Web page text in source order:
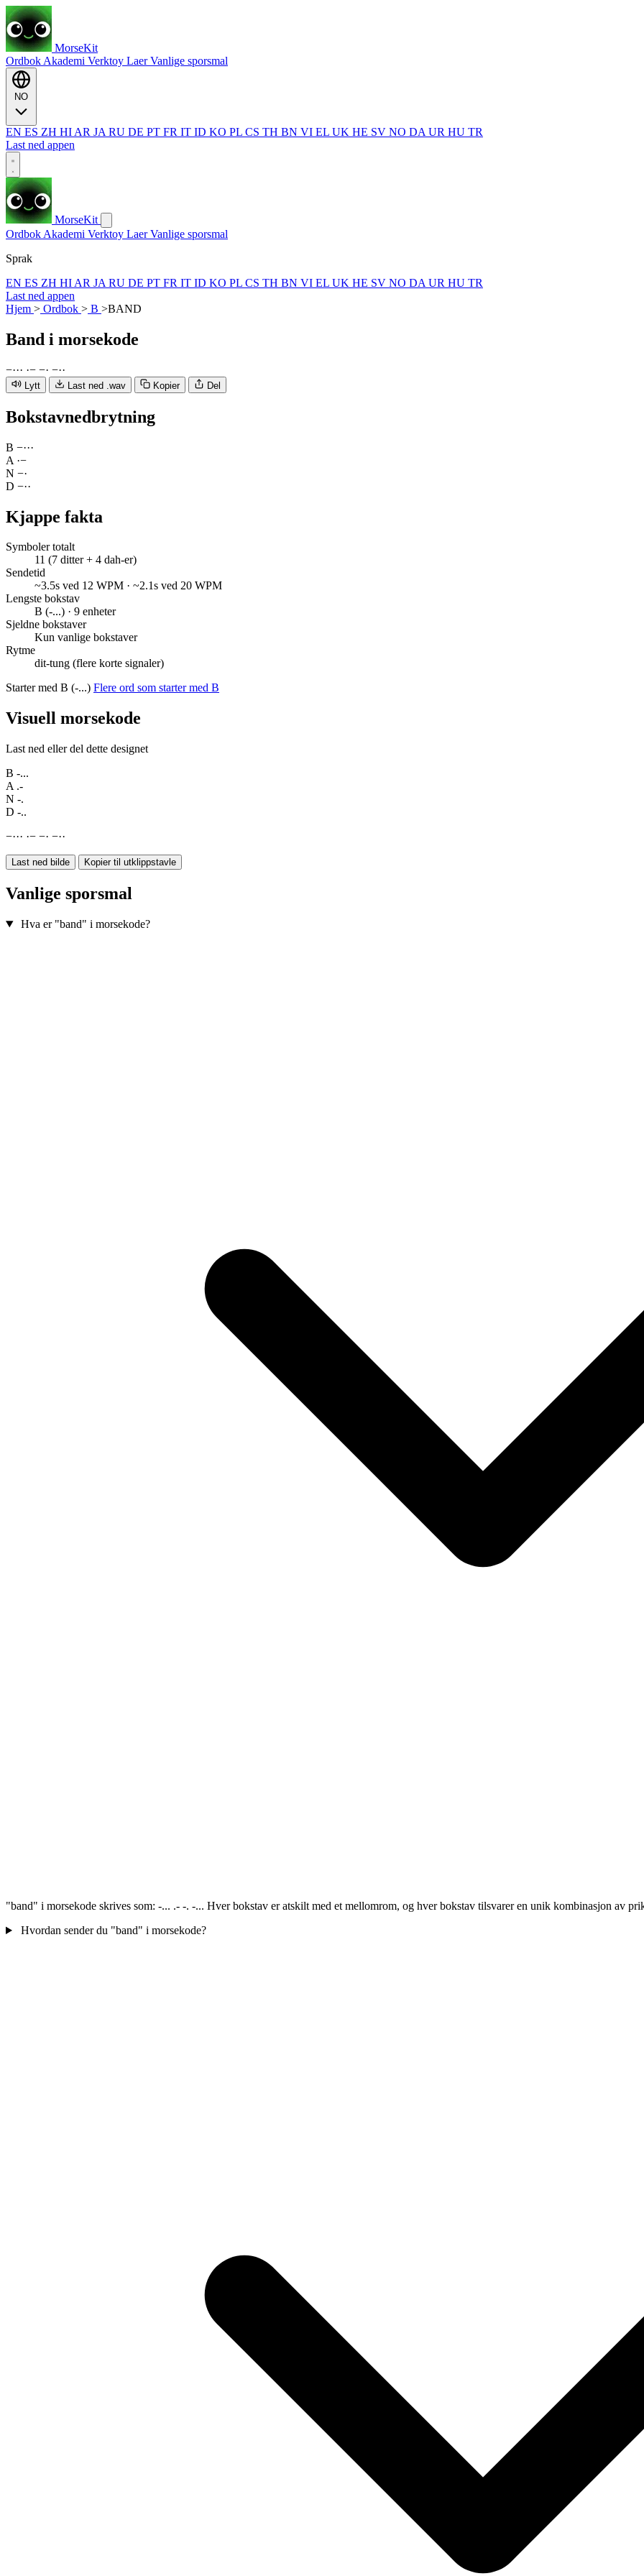
MorseKit
Ordbok Akademi Verktoy LaerVanlige sporsmal
EN ES ZH HI AR JA RU DE PT FR IT ID KO PL CS TH BN VI EL UK HE SV NO DA UR HU TR
Last ned appen
MorseKit
Ordbok Akademi Verktoy LaerVanlige sporsmal
Sprak
EN ES ZH HI AR JA RU DE PT FR IT ID KO PL CS TH BN VI EL UK HE SV NO DA UR HU TR
Last ned appen
Hjem > Ordbok > B >BAND
Band i morsekode
−··· ·− −· −··
Lytt Last ned .wav Kopier Del
Bokstavnedbrytning
B −···
A ·−
N −·
D −··
Kjappe fakta
Symboler totalt
11 (7 ditter + 4 dah-er)
Sendetid
~3.5s ved 12 WPM · ~2.1s ved 20 WPM
Lengste bokstav
B (-...) · 9 enheter
Sjeldne bokstaver
Kun vanlige bokstaver
Rytme
dit-tung (flere korte signaler)
Starter med B (-...) Flere ord som starter med B
Visuell morsekode
Last ned eller del dette designet
B -...
A .-
N -.
D -..
−··· ·− −· −··
Last ned bilde Kopier til utklippstavle
Vanlige sporsmal
Hva er "band" i morsekode?
"band" i morsekode skrives som: -... .- -. -... Hver bokstav er atskilt med et mellomrom, og hver bokstav tilsvarer en unik kombinasjon av
Hvordan sender du "band" i morsekode?